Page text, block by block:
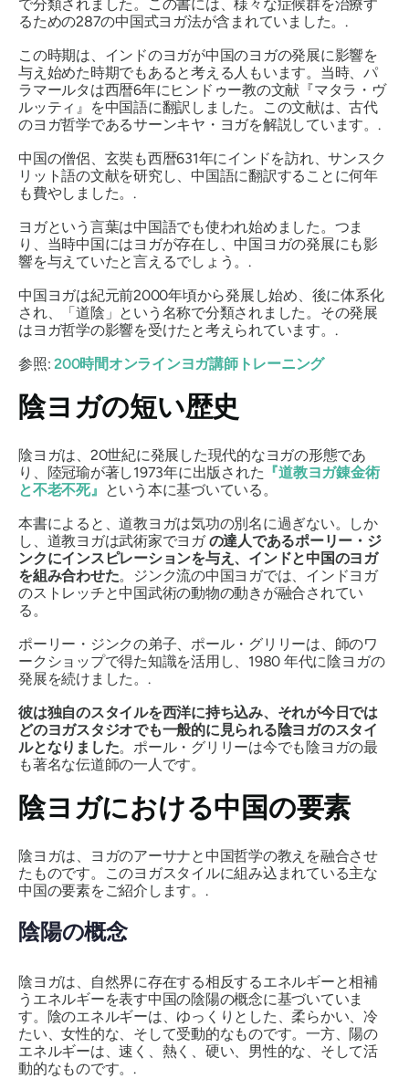
で分類されました。この書には、様々な症候群を治療す
るための287の中国式ヨガ法が含まれていました。.
この時期は、インドのヨガが中国のヨガの発展に影響を
与え始めた時期でもあると考える人もいます。当時、パ
ラマールタは西暦6年にヒンドゥー教の文献『マタラ・ヴ
ルッティ』を中国語に翻訳しました。この文献は、古代
のヨガ哲学であるサーンキヤ・ヨガを解説しています。.
中国の僧侶、玄奘も西暦631年にインドを訪れ、サンスク
リット語の文献を研究し、中国語に翻訳することに何年
も費やしました。.
ヨガという言葉は中国語でも使われ始めました。つま
り、当時中国にはヨガが存在し、中国ヨガの発展にも影
響を与えていたと言えるでしょう。.
中国ヨガは紀元前2000年頃から発展し始め、後に体系化
され、「道陰」という名称で分類されました。その発展
はヨガ哲学の影響を受けたと考えられています。.
参照:200時間オンラインヨガ講師トレーニング
陰ヨガの短い歴史
陰ヨガは、20世紀に発展した現代的なヨガの形態であ
り、陸冠瑜が著し1973年に出版された 『道教ヨガ錬金術
と不老不死』 という本に基づいている。
本書によると、道教ヨガは気功の別名に過ぎない。しか
し、道教ヨガは武術家でヨガの達人であるポーリー・ジ
ンクにインスピレーションを与え、インドと中国のヨガ
を組み合わせた。ジンク流の中国ヨガでは、インドヨガ
のストレッチと中国武術の動物の動きが融合されてい
る。
ポーリー・ジンクの弟子、ポール・グリリーは、師のワ
ークショップで得た知識を活用し、1980 年代に陰ヨガの
発展を続けました。.
彼は独自のスタイルを西洋に持ち込み、それが今日では
どのヨガスタジオでも一般的に見られる陰ヨガのスタイ
ルとなりました。ポール・グリリーは今でも陰ヨガの最
も著名な伝道師の一人です。
陰ヨガにおける中国の要素
陰ヨガは、ヨガのアーサナと中国哲学の教えを融合させ
たものです。このヨガスタイルに組み込まれている主な
中国の要素をご紹介します。.
陰陽の概念
陰ヨガは、自然界に存在する相反するエネルギーと相補
うエネルギーを表す中国の陰陽の概念に基づいていま
す。陰のエネルギーは、ゆっくりとした、柔らかい、冷
たい、女性的な、そして受動的なものです。一方、陽の
エネルギーは、速く、熱く、硬い、男性的な、そして活
動的なものです。.